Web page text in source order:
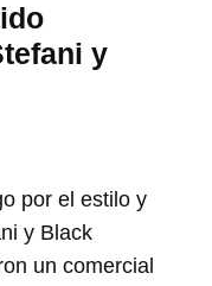
y
por el estilo y
y Black
un comercial